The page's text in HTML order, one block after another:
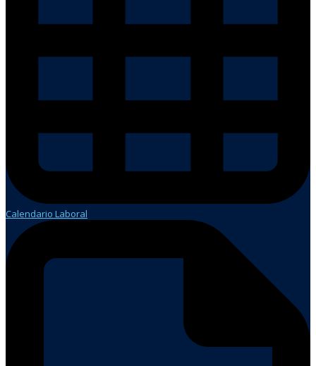
Calendario Laboral